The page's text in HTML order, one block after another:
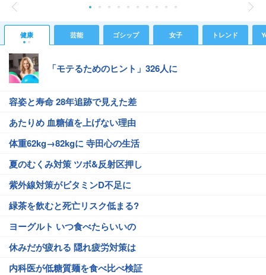
健康 芸能 ゴシップ 女子 トレンド
「モテるためのヒント」326人に
容姿と寿命 28年追跡で見えた差
あたりめ 血糖値を上げない理由
体重62kg→82kgに 寺田心の生活
夏のむくみ対策 ツボ&反射区押し
紫外線対策がビタミンD不足に
緑茶を飲むと死亡リスク低まる?
ヨーグルト いつ食べたらいいの
休みだが疲れる 隠れ疲労対策は
内科医が低糖質麺を食べ比べ検証